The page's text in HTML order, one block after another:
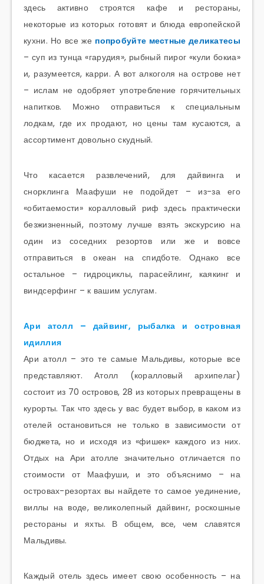
здесь активно строятся кафе и рестораны,
некоторые из которых готовят и блюда европейской
кухни. Но все же попробуйте местные деликатесы
– суп из тунца «гарудия», рыбный пирог «кули бокиа»
и, разумеется, карри. А вот алкоголя на острове нет
– ислам не одобряет употребление горячительных
напитков. Можно отправиться к специальным
лодкам, где их продают, но цены там кусаются, а
ассортимент довольно скудный.
Что касается развлечений, для дайвинга и
снорклинга Маафуши не подойдет – из-за его
«обитаемости» коралловый риф здесь практически
безжизненный, поэтому лучше взять экскурсию на
один из соседних резортов или же и вовсе
отправиться в океан на спидботе. Однако все
остальное – гидроциклы, парасейлинг, каякинг и
виндсерфинг – к вашим услугам.
Ари атолл – дайвинг, рыбалка и островная
идиллия
Ари атолл – это те самые Мальдивы, которые все
представляют. Атолл (коралловый архипелаг)
состоит из 70 островов, 28 из которых превращены в
курорты. Так что здесь у вас будет выбор, в каком из
отелей остановиться не только в зависимости от
бюджета, но и исходя из «фишек» каждого из них.
Отдых на Ари атолле значительно отличается по
стоимости от Маафуши, и это объяснимо – на
островах-резортах вы найдете то самое уединение,
виллы на воде, великолепный дайвинг, роскошные
рестораны и яхты. В общем, все, чем славятся
Мальдивы.
Каждый отель здесь имеет свою особенность – на